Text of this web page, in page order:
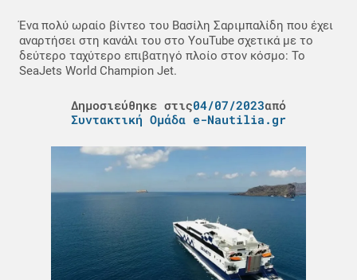
Ένα πολύ ωραίο βίντεο του Βασίλη Σαριμπαλίδη που έχει
αναρτήσει στη κανάλι του στο YouTube σχετικά με το
δεύτερο ταχύτερο επιβατηγό πλοίο στον κόσμο: Το
SeaJets World Champion Jet.
Δημοσιεύθηκε στις04/07/2023από
Συντακτική Ομάδα e-Nautilia.gr